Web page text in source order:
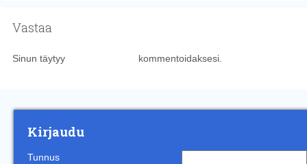
Vastaa
Sinun täytyy kommentoidaksesi.
Kirjaudu
Tunnus